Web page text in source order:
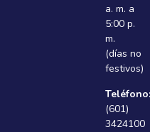
a. m. a
5:00 p.
m.
(días no
festivos)
Teléfono:
(601)
3424100